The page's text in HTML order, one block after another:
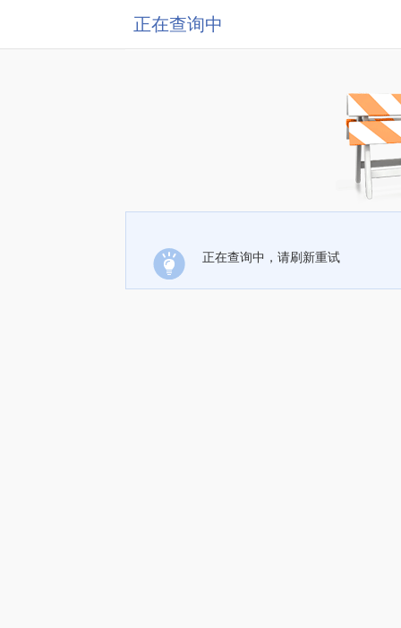
正在查询中
正在查询中，请刷新重试